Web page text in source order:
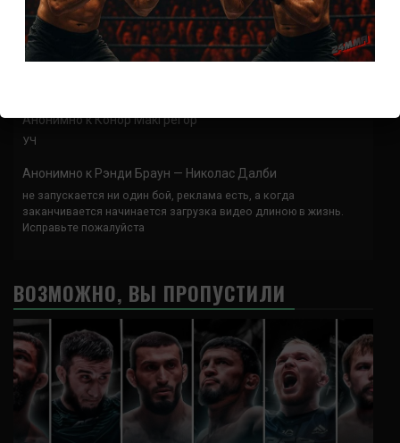
Анонимно кUFC 324 прямая трансляция
А как смотреть с ноутбука?
АнонимнокРасписание боев UFC
АнонимнокКонор МакГрегор
УЧ
Анонимно к Рэнди Браун — Николас Далби
не запускается ни один бой, реклама есть, а когда
заканчивается начинается загрузка видео длиною в жизнь.
Исправьте пожалуйста
ВОЗМОЖНО, ВЫ ПРОПУСТИЛИ